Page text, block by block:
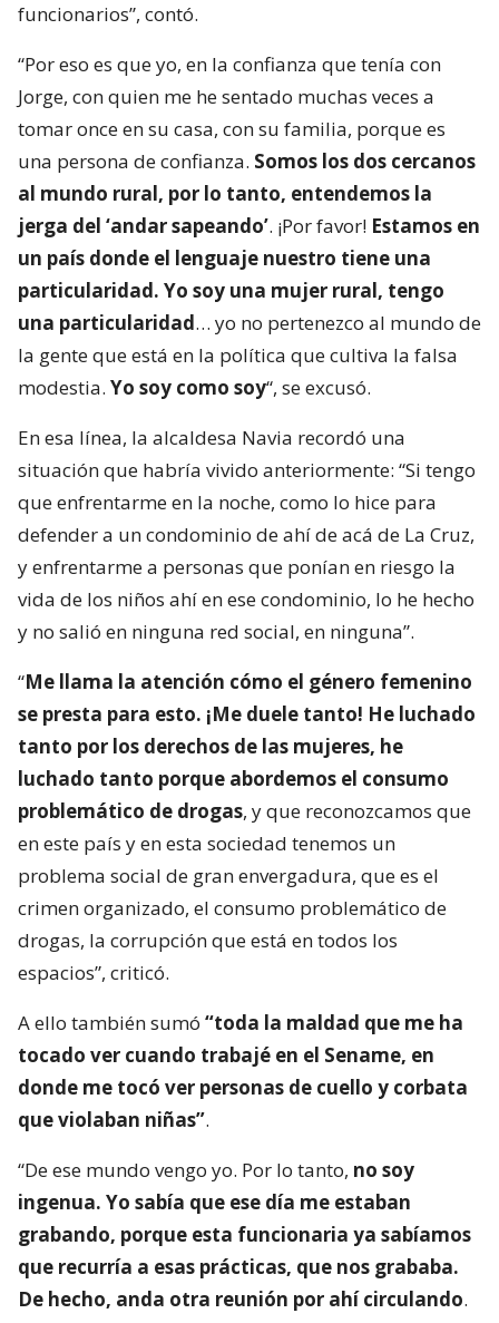
funcionarios”, contó.
“Por eso es que yo, en la confianza que tenía con
Jorge, con quien me he sentado muchas veces a
tomar once en su casa, con su familia, porque es
una persona de confianza. Somos los dos cercanos
al mundo rural, por lo tanto, entendemos la
jerga del ‘andar sapeando’. ¡Por favor! Estamos en
un país donde el lenguaje nuestro tiene una
particularidad. Yo soy una mujer rural, tengo
una particularidad… yo no pertenezco al mundo de
la gente que está en la política que cultiva la falsa
modestia. Yo soy como soy“, se excusó.
En esa línea, la alcaldesa Navia recordó una
situación que habría vivido anteriormente: “Si tengo
que enfrentarme en la noche, como lo hice para
defender a un condominio de ahí de acá de La Cruz,
y enfrentarme a personas que ponían en riesgo la
vida de los niños ahí en ese condominio, lo he hecho
y no salió en ninguna red social, en ninguna”.
“Me llama la atención cómo el género femenino
se presta para esto. ¡Me duele tanto! He luchado
tanto por los derechos de las mujeres, he
luchado tanto porque abordemos el consumo
problemático de drogas, y que reconozcamos que
en este país y en esta sociedad tenemos un
problema social de gran envergadura, que es el
crimen organizado, el consumo problemático de
drogas, la corrupción que está en todos los
espacios”, criticó.
A ello también sumó “toda la maldad que me ha
tocado ver cuando trabajé en el Sename, en
donde me tocó ver personas de cuello y corbata
que violaban niñas”.
“De ese mundo vengo yo. Por lo tanto, no soy
ingenua. Yo sabía que ese día me estaban
grabando, porque esta funcionaria ya sabíamos
que recurría a esas prácticas, que nos grababa.
De hecho, anda otra reunión por ahí circulando.